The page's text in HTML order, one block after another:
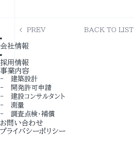
PREV BACK TO LIST
会社情報
採用情報
事業内容
‐ 建築設計
‐ 開発許可申請
‐ 建設コンサルタント
‐ 測量
‐ 調査点検・補償
お問い合わせ
プライバシーポリシー